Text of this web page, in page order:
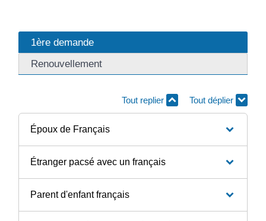
1ère demande
Renouvellement
Tout replier Tout déplier
Époux de Français
Étranger pacsé avec un français
Parent d'enfant français